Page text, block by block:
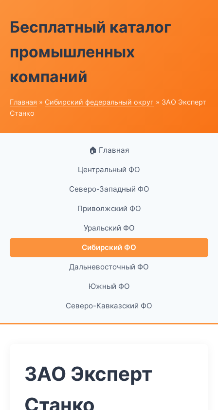
Бесплатный каталог
промышленных
компаний
Главная » Сибирский федеральный округ » ЗАО Эксперт
Станко
🏠 Главная
Центральный ФО
Северо-Западный ФО
Приволжский ФО
Уральский ФО
Сибирский ФО
Дальневосточный ФО
Южный ФО
Северо-Кавказский ФО
ЗАО Эксперт
Станко